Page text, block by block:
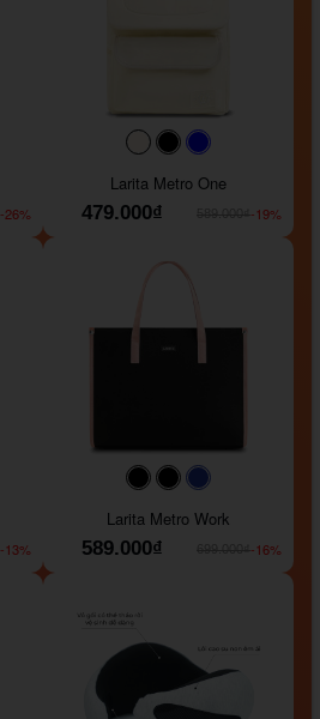
-26%
#faf0e6#000000
Larita Metro One
479.000₫
-19%
-13%
#000000#000000
Larita Metro Work
589.000₫
-16%